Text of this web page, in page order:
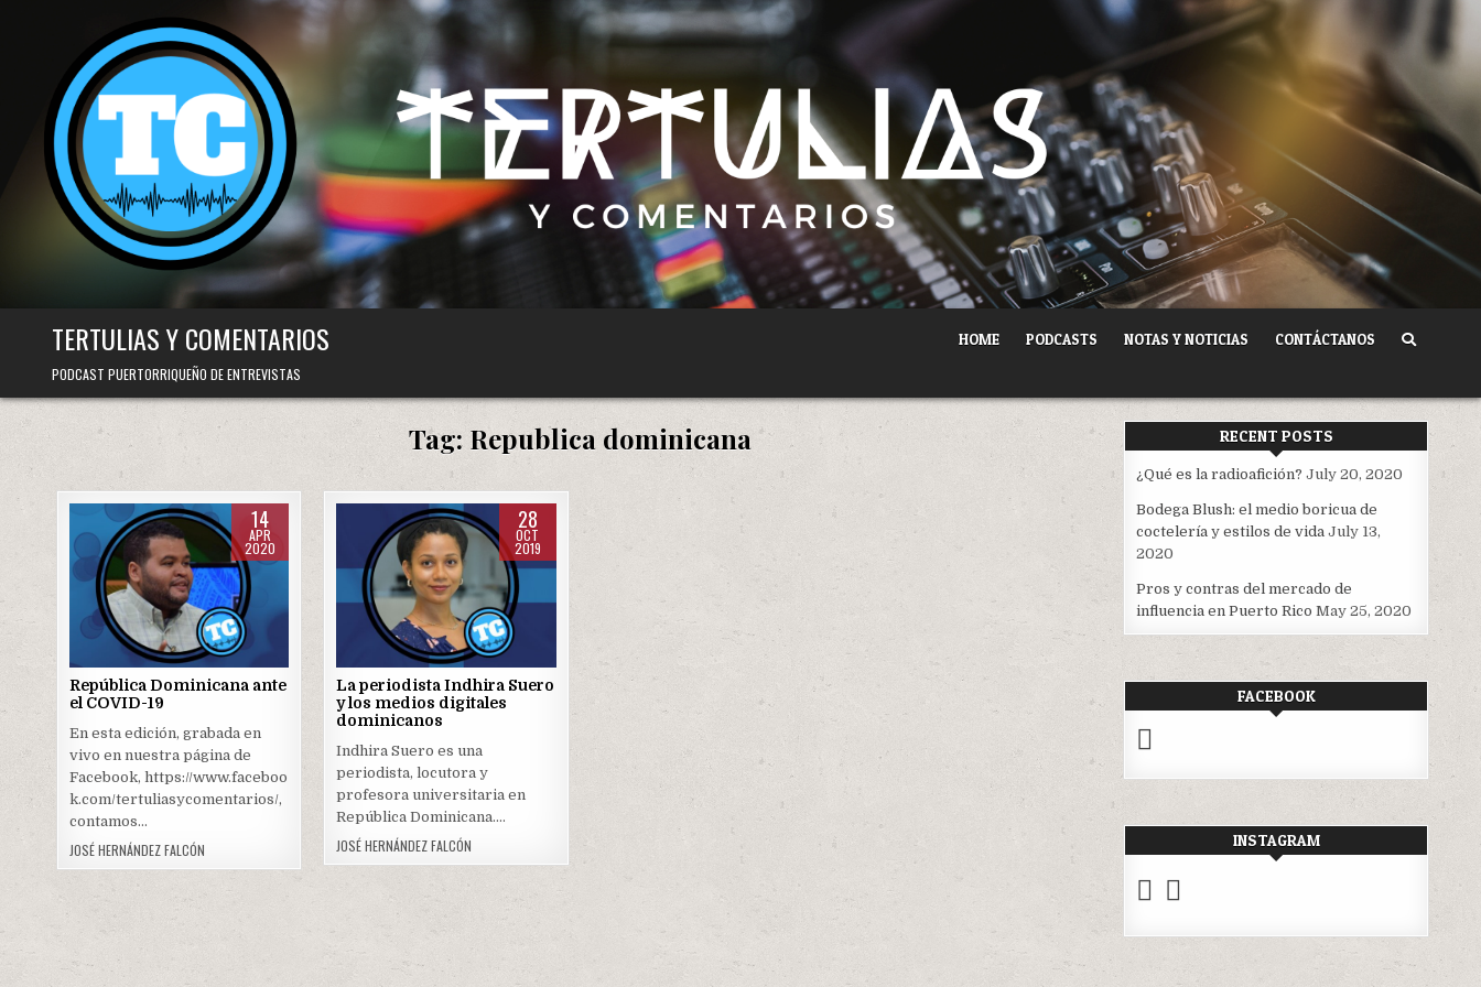
TERTULIAS Y COMENTARIOS
PODCAST PUERTORRIQUEÑO DE ENTREVISTAS
HOME PODCASTS NOTAS Y NOTICIAS CONTÁCTANOS
Tag: Republica dominicana
14
APR
2020
Posted
in
República Dominicana ante
el COVID-19
En esta edición, grabada en
vivo en nuestra página de
Facebook, https://www.faceboo
k.com/tertuliasycomentarios/,
contamos…
JOSÉ HERNÁNDEZ FALCÓN
28
OCT
2019
Posted
in
La periodista Indhira Suero
y los medios digitales
dominicanos
Indhira Suero es una
periodista, locutora y
profesora universitaria en
República Dominicana….
JOSÉ HERNÁNDEZ FALCÓN
RECENT POSTS
¿Qué es la radioafición? July 20, 2020
Bodega Blush: el medio boricua de
coctelería y estilos de vida July 13,
2020
Pros y contras del mercado de
influencia en Puerto Rico May 25, 2020
FACEBOOK
INSTAGRAM